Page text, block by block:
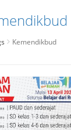
Kemendikbud